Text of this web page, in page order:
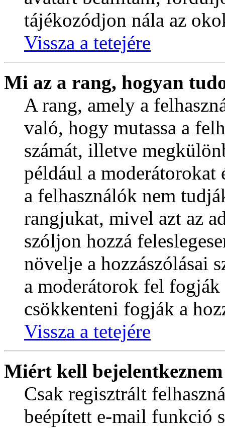
tájékozódjon nála az
Vissza a tetejére
Mi az a rang, hogyan
A rang, amely a
való, hogy mutassa a
számát, illetve
például a
a felhasználók nem
rangjukat, mivel azt az
szóljon hozzá
növelje a hozzászólásai
a moderátorok fel fogják
csökkenteni fogják a
Vissza a tetejére
Miért kell
Csak regisztrált
beépített e-mail funkció